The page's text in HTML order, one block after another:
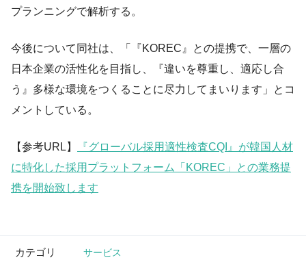
プランニングで解析する。
今後について同社は、「『KOREC』との提携で、一層の
日本企業の活性化を目指し、『違いを尊重し、適応し合
う』多様な環境をつくることに尽力してまいります」とコ
メントしている。
【参考URL】
『グローバル採用適性検査CQI』が韓国人材
に特化した採用プラットフォーム「KOREC」との業務提
携を開始致します
カテゴリ サービス